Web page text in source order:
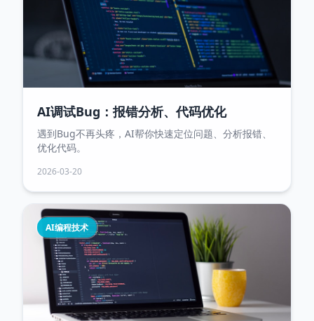
AI调试Bug：报错分析、代码优化
遇到Bug不再头疼，AI帮你快速定位问题、分析报错、
优化代码。
2026-03-20
AI编程技术